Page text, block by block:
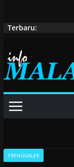
Terbaru:
TRENGGALEK